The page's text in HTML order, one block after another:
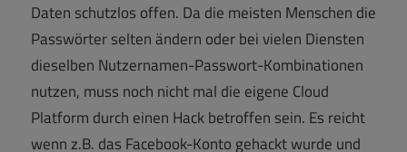
Daten schutzlos offen. Da die meisten Menschen die
Passwörter selten ändern oder bei vielen Diensten
dieselben Nutzernamen-Passwort-Kombinationen
nutzen, muss noch nicht mal die eigene Cloud
Platform durch einen Hack betroffen sein. Es reicht
wenn z.B. das Facebook-Konto gehackt wurde und